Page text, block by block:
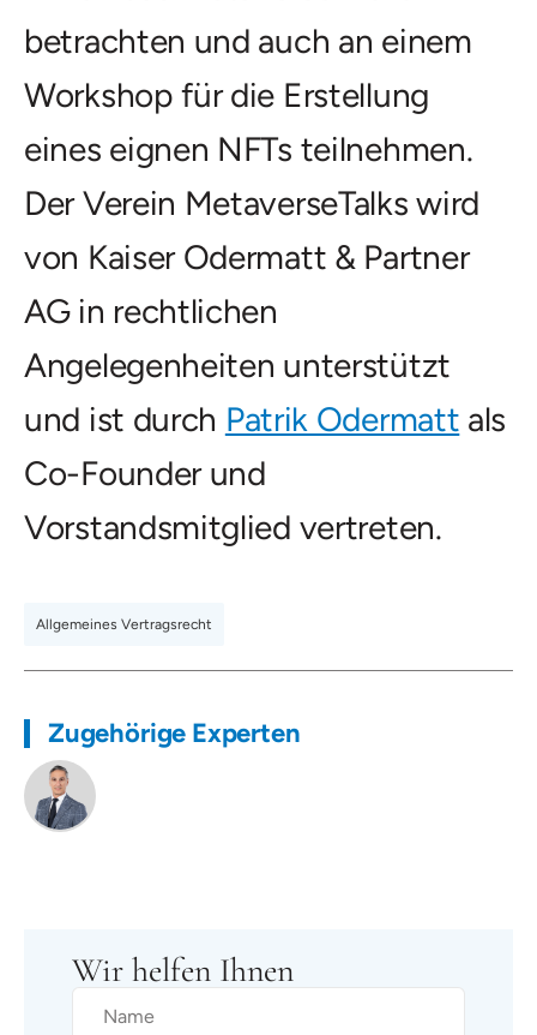
betrachten und auch an einem
Workshop für die Erstellung
eines eignen NFTs teilnehmen.
Der Verein MetaverseTalks wird
von Kaiser Odermatt & Partner
AG in rechtlichen
Angelegenheiten unterstützt
und ist durch Patrik Odermatt als
Co-Founder und
Vorstandsmitglied vertreten.
Allgemeines Vertragsrecht
Zugehörige Experten
Wir helfen Ihnen